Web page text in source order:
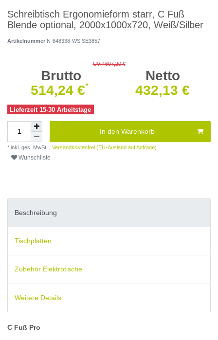
Schreibtisch Ergonomieform starr, C Fuß
Blende optional, 2000x1000x720, Weiß/Silber
Artikelnummer N-648338-WS.SE3857
UVP 607,20 €
Brutto
Netto
514,24 €
* 432,13 €
Lieferzeit 15-30 Arbeitstage
In den Warenkorb
* inkl. ges. MwSt. , Versandkostenfrei (EU-Ausland auf Anfrage)
Wunschliste
Beschreibung
Tischplatten
Zubehör Elektrotische
Weitere Details
C Fuß Pro